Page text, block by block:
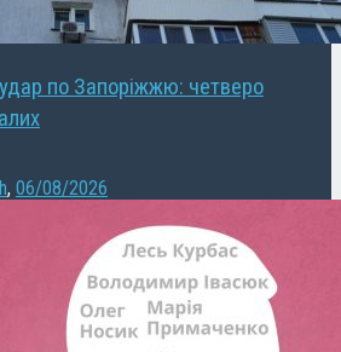
по Запоріжжю: четверо
, 06/08/2026